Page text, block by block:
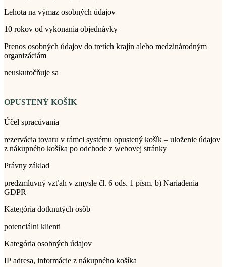
Lehota na výmaz osobných údajov
10 rokov od vykonania objednávky
Prenos osobných údajov do tretích krajín alebo medzinárodným
organizáciám
neuskutočňuje sa
OPUSTENÝ KOŠÍK
Účel spracúvania
rezervácia tovaru v rámci systému opustený košík – uloženie údajov
z nákupného košíka po odchode z webovej stránky
Právny základ
predzmluvný vzťah v zmysle čl. 6 ods. 1 písm. b) Nariadenia
GDPR
Kategória dotknutých osôb
potenciálni klienti
Kategória osobných údajov
IP adresa, informácie z nákupného košíka